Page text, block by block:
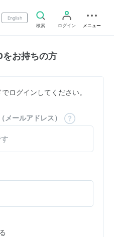
English
検索
ログイン メニュー
お持ちの方
ログインしてください。
ールアドレス）